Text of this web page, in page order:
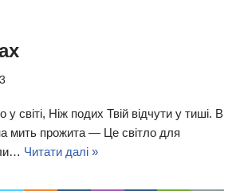
світі, Ніж подих Твій відчути у тиші. В
мить прожита — Це світло для
Читати далі »